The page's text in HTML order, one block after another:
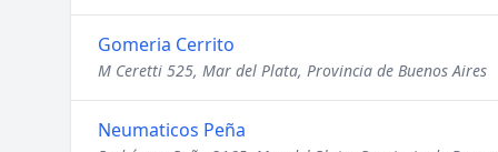
Gomeria Cerrito
M Ceretti 525, Mar del Plata, Provincia de Buenos Aires
Neumaticos Peña